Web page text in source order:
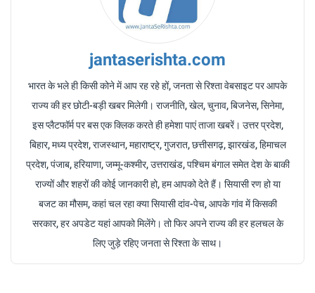
jantaserishta.com
भारत के भले ही किसी कोने में आप रह रहे हों, जनता से रिश्ता वेबसाइट पर आपके
राज्य की हर छोटी-बड़ी खबर मिलेगी। राजनीति, खेल, चुनाव, बिजनेस, सिनेमा,
इस प्लैटफॉर्म पर बस एक क्लिक करते ही हमेशा पाएं ताजा खबरें। उत्तर प्रदेश,
बिहार, मध्य प्रदेश, राजस्थान, महाराष्ट्र, गुजरात, छत्तीसगढ़, झारखंड, हिमाचल
प्रदेश, पंजाब, हरियाणा, जम्मू-कश्मीर, उत्तराखंड, पश्चिम बंगाल समेत देश के बाकी
राज्यों और शहरों की कोई जानकारी हो, हम आपको देते हैं। सियासी रण हो या
बजट का मौसम, कहां चल रहा क्या सियासी दांव-पेच, आपके गांव में किसकी
सरकार, हर अपडेट यहां आपको मिलेंगे। तो फिर अपने राज्य की हर हलचल के
लिए जुड़े रहिए जनता से रिश्ता के साथ।